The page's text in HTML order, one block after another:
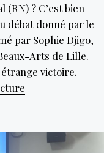
? C’est bien
débat donné par le
par Sophie Djigo,
Arts de Lille.
victoire.
sans